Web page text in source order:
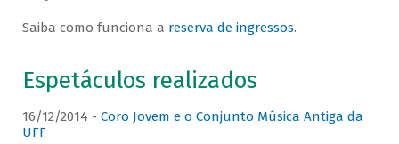
Saiba como funciona a reserva de ingressos.
Espetáculos realizados
16/12/2014 - Coro Jovem e o Conjunto Música Antiga da
UFF